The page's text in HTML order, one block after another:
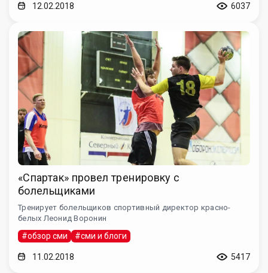
12.02.2018 6037
«Спартак» провел тренировку с
болельщиками
Тренирует болельщиков спортивный директор красно-
белых Леонид Воронин
#обзор сми #сми и блоги
11.02.2018 5417